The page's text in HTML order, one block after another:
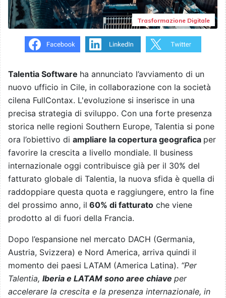
Trasformazione Digitale
Talentia Software ha annunciato l’avviamento di un
nuovo ufficio in Cile, in collaborazione con la società
cilena FullContax. L'evoluzione si inserisce in una
precisa strategia di sviluppo. Con una forte presenza
storica nelle regioni Southern Europe, Talentia si pone
ora l’obiettivo di ampliare la copertura geografica per
favorire la crescita a livello mondiale. Il business
internazionale oggi contribuisce già per il 30% del
fatturato globale di Talentia, la nuova sfida è quella di
raddoppiare questa quota e raggiungere, entro la fine
del prossimo anno, il 60% di fatturato che viene
prodotto al di fuori della Francia.
Dopo l’espansione nel mercato DACH (Germania,
Austria, Svizzera) e Nord America, arriva quindi il
momento dei paesi LATAM (America Latina). “Per
Talentia, Iberia e LATAM sono aree chiave per
accelerare la crescita e la presenza internazionale, in